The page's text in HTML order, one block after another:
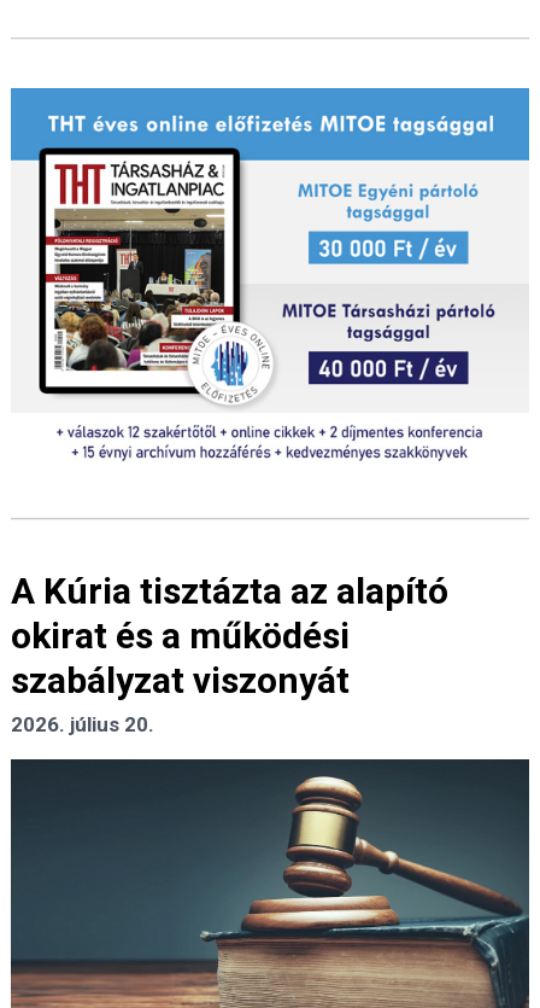
A Kúria tisztázta az alapító
okirat és a működési
szabályzat viszonyát
2026. július 20.